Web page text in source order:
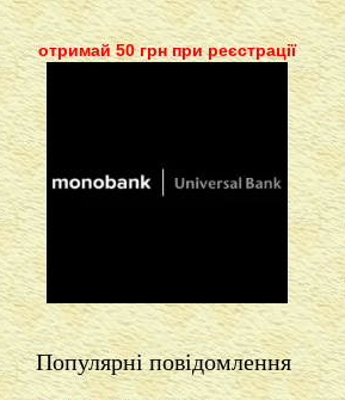
отримай 50 грн при реєстрації
Популярні повідомлення